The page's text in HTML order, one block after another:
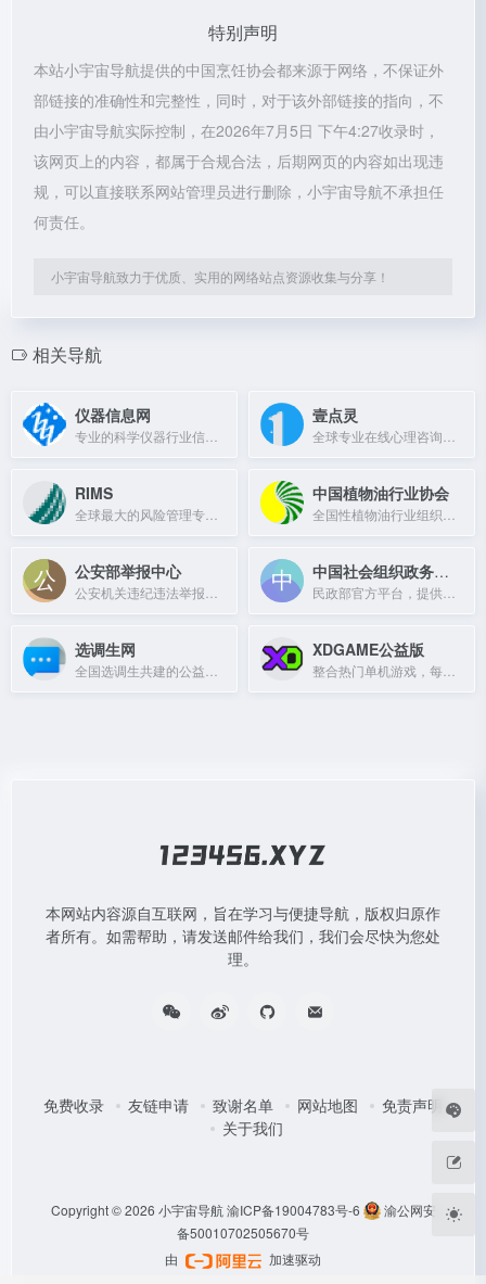
特别声明
本站小宇宙导航提供的中国烹饪协会都来源于网络，不保证外
部链接的准确性和完整性，同时，对于该外部链接的指向，不
由小宇宙导航实际控制，在2026年7月5日 下午4:27收录时，
该网页上的内容，都属于合规合法，后期网页的内容如出现违
规，可以直接联系网站管理员进行删除，小宇宙导航不承担任
何责任。
小宇宙导航致力于优质、实用的网络站点资源收集与分享！
相关导航
仪器信息网 壹点灵
RIMS 中国植物油行业协会
公安部举报中心 中国社会组织政务服务平台
选调生网 XDGAME公益版
本网站内容源自互联网，旨在学习与便捷导航，版权归原作
者所有。如需帮助，请发送邮件给我们，我们会尽快为您处
理。
免费收录 友链申请 致谢名单 网站地图
免责声明
关于我们
Copyright © 2026 小宇宙导航 渝ICP备19004783号-6
渝公网安
备50010702505670号
由
加速驱动